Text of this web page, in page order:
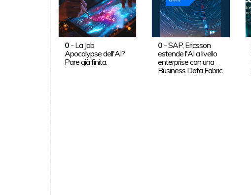
0- La Job
Apocalypse dell'AI?
Pare già finita.
0 -SAP, Ericsson
estende l'AI a livello
enterprise con una
Business Data Fabric